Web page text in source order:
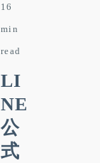
16
min
read
LI
NE
公
式